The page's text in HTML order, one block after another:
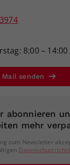
8:00 –
Mail senden
abonnieren
mehr
zum Newsletter